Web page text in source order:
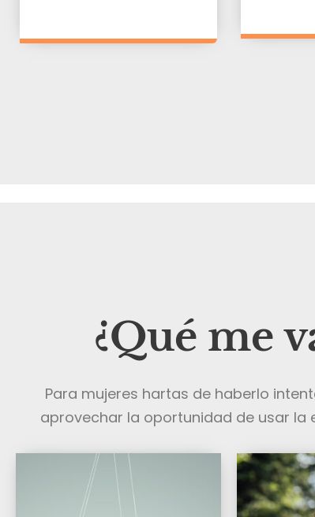
¿Qué me
Para mujeres hartas de haberlo
aprovechar la oportunidad de usar